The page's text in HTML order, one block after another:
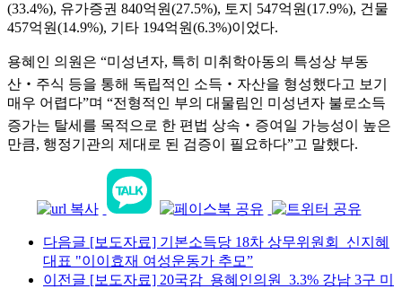
(33.4%), 유가증권 840억원(27.5%), 토지 547억원(17.9%), 건물
457억원(14.9%), 기타 194억원(6.3%)이었다.
용혜인 의원은 “미성년자, 특히 미취학아동의 특성상 부동
산 ‧ 주식 등을 통해 독립적인 소득 ‧ 자산을 형성했다고 보기
매우 어렵다”며 “전형적인 부의 대물림인 미성년자 불로소득
증가는 탈세를 목적으로 한 편법 상속 ‧ 증여일 가능성이 높은
만큼, 행정기관의 제대로 된 검증이 필요하다”고 말했다.
다음글 [보도자료] 기본소득당 18차 상무위원회_신지혜
대표 "이이효재 여성운동가 추모”
이전글 [보도자료] 20국감_용혜인의원_3.3% 강남 3구 미